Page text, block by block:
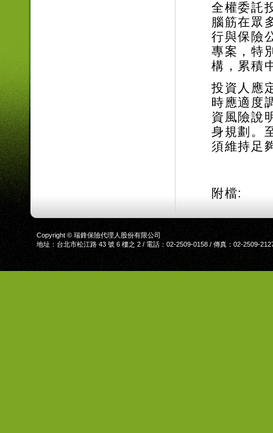
全權委託
腦筋在眾
行與保險
專案，特
構，累積
投資人應
時應適度
資風險說
身規劃。
須維持足
附檔:
Copyright © 瑞鋒保險代理人股份有限公司
地址：台北市松江路 43 號 6 樓之 2 / 電話：02-2509-0158 / 傳真：02-2509-